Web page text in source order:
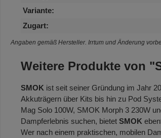
Variante:
Zugart:
Angaben gemäß Hersteller. Irrtum und Änderung
Weitere Produkte von
SMOK ist seit seiner Gründung im Jahr
Akkuträgern über Kits bis hin zu Pod
Mag Solo 100W, SMOK Morph 3 230W
Dampferlebnis suchen, bietet SMOK
Wer nach einem praktischen, mobilen